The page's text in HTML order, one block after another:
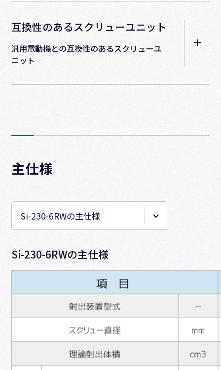
互換性のあるスクリューユニット
汎⽤電動機との互換性のあるスクリューユ
ニット
主仕様
Si-230-6RWの主仕様